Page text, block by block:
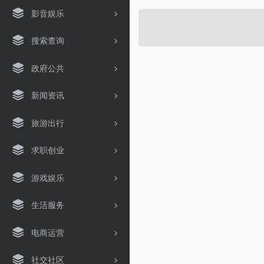
影音娱乐
搜索查询
政府公共
新闻资讯
旅游出行
求职创业
游戏娱乐
生活服务
电商运营
社交社区